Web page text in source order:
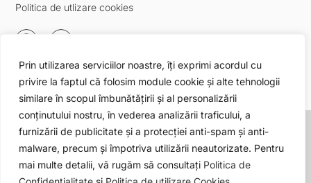
Prin utilizarea serviciilor noastre, îți exprimi acordul cu
privire la faptul că folosim module cookie și alte tehnologii
similare în scopul îmbunătățirii și al personalizării
conținutului nostru, în vederea analizării traficului, a
furnizării de publicitate și a protecției anti-spam și anti-
malware, precum și împotriva utilizării neautorizate. Pentru
mai multe detalii, vă rugăm să consultați Politica de
Politica de utlizare cookies
F
c
e
b
o
o
k
I
s
t
a
g
r
a
m
PNRR. Finanțat de Uniunea Europeană –
UrmătoareaGenerațieUE
Conținutul acestui material nu reprezintă în mod
obligatoriu poziția oficială a Uniunii Europene sau